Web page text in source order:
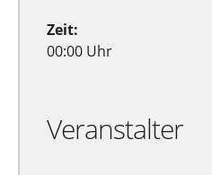
Zeit:
00:00 Uhr
Veranstalter